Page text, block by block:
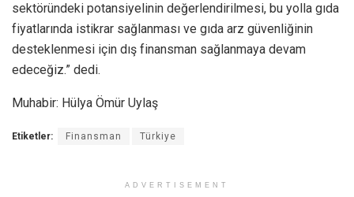
sektöründeki potansiyelinin değerlendirilmesi, bu yolla gıda
fiyatlarında istikrar sağlanması ve gıda arz güvenliğinin
desteklenmesi için dış finansman sağlanmaya devam
edeceğiz.” dedi.
Muhabir: Hülya Ömür Uylaş
Etiketler: Finansman Türkiye
ADVERTISEMENT